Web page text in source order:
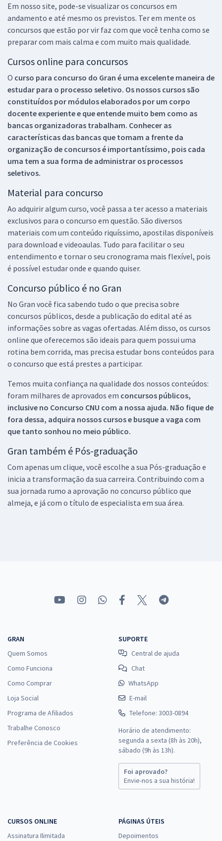
Em nosso site, pode-se visualizar os concursos em
andamento e até mesmo os previstos. Ter em mente os
concursos que estão por vir faz com que você tenha como se
preparar com mais calma e com muito mais qualidade.
Cursos online para concursos
O curso para concurso do Gran é uma excelente maneira de
estudar para o processo seletivo. Os nossos cursos são
constituídos por módulos elaborados por um corpo
docente experiente e que entende muito bem como as
bancas organizadoras trabalham. Conhecer as
características das bancas que tomam a frente da
organização de concursos é importantíssimo, pois cada
uma tem a sua forma de administrar os processos
seletivos.
Material para concurso
Ao adquirir algum curso, você passa a ter acesso a materiais
exclusivos para o concurso em questão. São diversos
materiais com um conteúdo riquíssimo, apostilas disponíveis
para download e videoaulas. Tudo para facilitar o seu
entendimento e tornar o seu cronograma mais flexível, pois
é possível estudar onde e quando quiser.
Concurso público é no Gran
No Gran você fica sabendo tudo o que precisa sobre
concursos públicos, desde a publicação do edital até as
informações sobre as vagas ofertadas. Além disso, os cursos
online que oferecemos são ideais para quem possui uma
rotina bem corrida, mas precisa estudar bons conteúdos para
o concurso que está prestes a participar.
Temos muita confiança na qualidade dos nossos conteúdos:
foram milhares de aprovados em concursos públicos,
inclusive no Concurso CNU com a nossa ajuda. Não fique de
fora dessa, adquira nossos cursos e busque a vaga com
que tanto sonhou no meio público.
Gran também é Pós-graduação
Com apenas um clique, você escolhe a sua Pós-graduação e
inicia a transformação da sua carreira. Contribuindo com a
sua jornada rumo a aprovação no concurso público que
almeja, e já com o título de especialista em sua área.
GRAN
Quem Somos
Como Funciona
Como Comprar
Loja Social
Programa de Afiliados
Trabalhe Conosco
Preferência de Cookies
SUPORTE
Central de ajuda
Chat
WhatsApp
E-mail
Telefone: 3003-0894
Horário de atendimento:
segunda a sexta (8h às 20h),
sábado (9h às 13h).
Foi aprovado?
Envie-nos a sua história!
CURSOS ONLINE
Assinatura Ilimitada
PÁGINAS ÚTEIS
Depoimentos